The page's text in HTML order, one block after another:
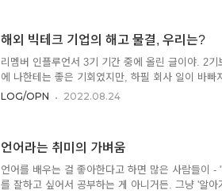
‘기획자’에서 커리어를 연장한 케이스입니다. 당시
에 거의 대부분이 독학으로 관련 지식을 습득했고
해외 빅테크 기업의 해고 물결, 우리는?
리멤버 인플루언서 3기 기간 중에 올린 글이야. 2기
에 나한테는 좋은 기회였지만, 하필 회사 일이 바
를 쓰는 톤과 다른 점은 이해해 주기를 바라. (리멤
인해 반사 이익을 거두었던 넷플릭스 등 컨텐츠 기
호화폐 기업인 코인 베이스, (약간 결이 다르긴 하
LOG/OPN 2022.08.24
언어라는 취미의 가벼움
언어를 배우는 걸 좋아한다고 하면 많은 사람들이
를 잘하고 싶어서 공부하는 게 아니거든. 그냥 '알